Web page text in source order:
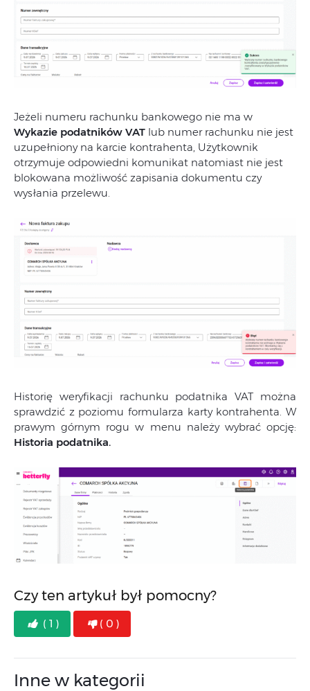
Jeżeli numeru rachunku bankowego nie ma w
Wykazie podatników VAT lub numer rachunku nie jest
uzupełniony na karcie kontrahenta, Użytkownik
otrzymuje odpowiedni komunikat natomiast nie jest
blokowana możliwość zapisania dokumentu czy
wysłania przelewu.
Historię weryfikacji rachunku podatnika VAT można
sprawdzić z poziomu formularza karty kontrahenta. W
prawym górnym rogu w menu należy wybrać opcję:
Historia podatnika.
Czy ten artykuł był pomocny?
( 1 ) ( 0 )
Inne w kategorii